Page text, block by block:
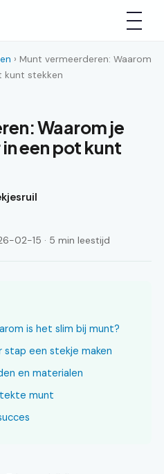
› Munt vermeerderen: Waarom
kunt stekken
Waarom je
een pot kunt
02-15 · 5 min leestijd
is het slim bij munt?
stap een stekje maken
en materialen
munt